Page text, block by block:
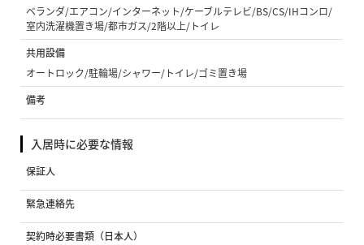
ベランダ/エアコン/インターネット/ケーブルテレビ/BS/CS/IHコンロ/
室内洗濯機置き場/都市ガス/2階以上/トイレ
共用設備
オートロック/駐輪場/シャワー/トイレ/ゴミ置き場
備考
入居時に必要な情報
保証人
緊急連絡先
契約時必要書類（日本人）